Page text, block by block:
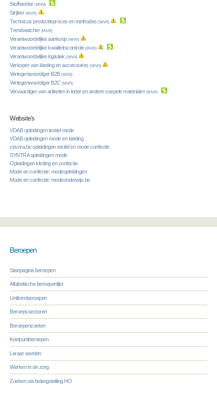
Stoffeerder (M/V/X)
Strijker (M/V/X)
Technicus productieproces en methodes (M/V/X)
Trendwatcher (M/V/X)
Verantwoordelijke aankoop (M/V/X)
Verantwoordelijke kwaliteitscontrole (M/V/X)
Verantwoordelijke logistiek (M/V/X)
Verkoper van kleding en accessoires (M/V/X)
Vertegenwoordiger B2B (M/V/X)
Vertegenwoordiger B2C (M/V/X)
Vervaardiger van artikelen in leder en andere soepele materialen (M/V/X)
Website's
VDAB opleidingen textiel mode
VDAB opleidingen mode en kleding
cevora.be opleidingen textiel en mode confectie
SYNTRA opleidingen mode
Opleidingen kleding en confectie
Mode en confectie: modeopleidingen
Mode en confectie: modeonderwijs.be
Beroepen
Startpagina beroepen
Alfabetische beroepenlijst
Uniformberoepen
Beroepssectoren
Beroepenzoeker
Knelpuntberoepen
Leraar worden
Werken in de zorg
Zoeken via belangstelling HO